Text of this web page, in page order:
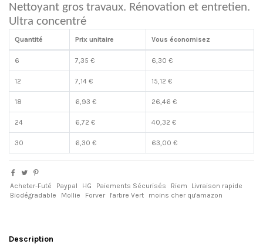
Nettoyant gros travaux. Rénovation et entretien.
Ultra concentré
Quantité Prix unitaire Vous économisez
6 7,35 € 6,30 €
12 7,14 € 15,12 €
18 6,93 € 26,46 €
24 6,72 € 40,32 €
30 6,30 € 63,00 €
Acheter-Futé Paypal HG Paiements Sécurisés Riem
Livraison rapide
Biodégradable
Mollie Forver l'arbre Vert moins cher qu'amazon
Description